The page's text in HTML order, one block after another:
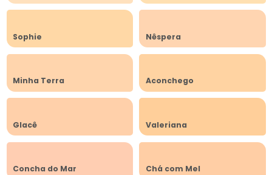
Sophie Nêspera
Minha Terra Aconchego
Glacê Valeriana
Concha do Mar Chá com Mel